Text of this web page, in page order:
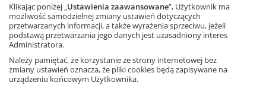
Klikając poniżej „ Ustawienia zaawansowane”, Użytkownik ma
możliwość samodzielnej zmiany ustawień dotyczących
przetwarzanych informacji, a także wyrażenia sprzeciwu, jeżeli
podstawą przetwarzania jego danych jest uzasadniony interes
Administratora.
Należy pamiętać, że korzystanie ze strony internetowej bez
zmiany ustawień oznacza, że pliki cookies będą zapisywane na
urządzeniu końcowym Użytkownika.